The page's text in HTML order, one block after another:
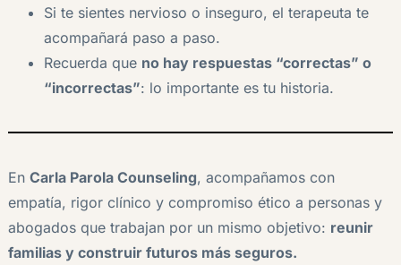
Si te sientes nervioso o inseguro, el terapeuta te
acompañará paso a paso.
Recuerda que no hay respuestas “correctas” o
“incorrectas”: lo importante es tu historia.
En Carla Parola Counseling, acompañamos con
empatía, rigor clínico y compromiso ético a personas y
abogados que trabajan por un mismo objetivo: reunir
familias y construir futuros más seguros.